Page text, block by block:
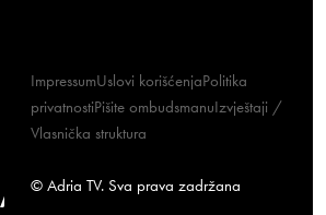
ImpressumUslovi korišćenjaPolitika
privatnostiPišite ombudsmanuIzvještaji /
Vlasnička struktura
© Adria TV. Sva prava zadržana